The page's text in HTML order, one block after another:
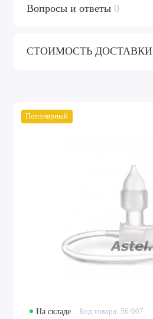
Вопросы и ответы 0
СТОИМОСТЬ ДОСТАВКИ
Популярный
На складе Код товара: 56/007